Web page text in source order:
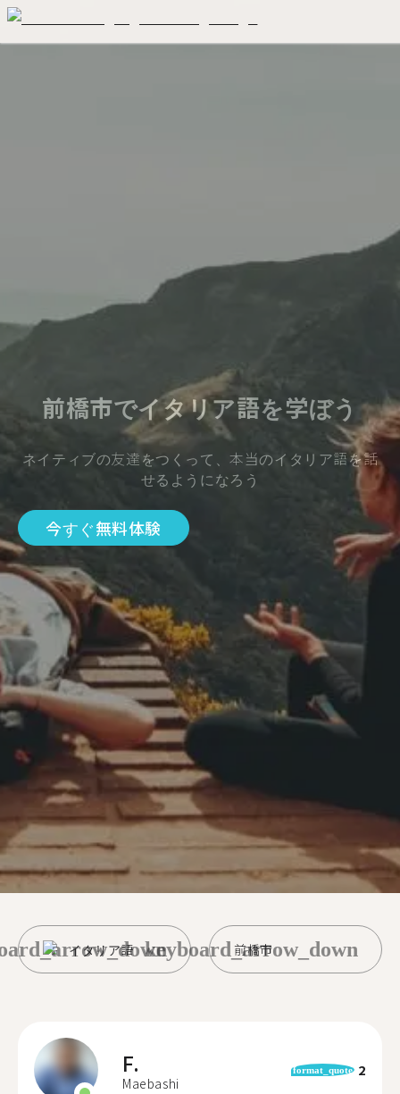
前橋市でイタリア語を学ぼう
ネイティブの友達をつくって、本当のイタリア語を話
せるようになろう
今すぐ無料体験
イタリア語 前橋市
keyboard_arrow_down
F.
Maebashi
format_quote 2